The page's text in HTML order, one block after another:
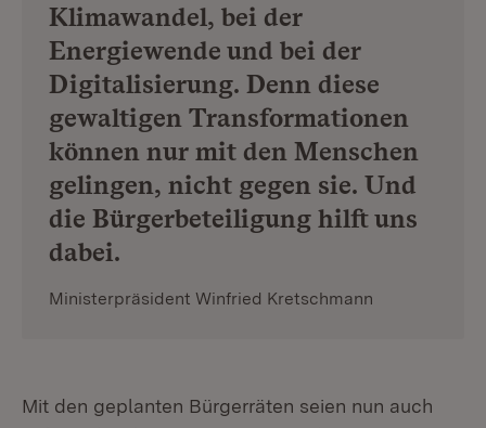
Klimawandel, bei der
Energiewende und bei der
Digitalisierung. Denn diese
gewaltigen Transformationen
können nur mit den Menschen
gelingen, nicht gegen sie. Und
die Bürgerbeteiligung hilft uns
dabei.
Ministerpräsident Winfried Kretschmann
Mit den geplanten Bürgerräten seien nun auch